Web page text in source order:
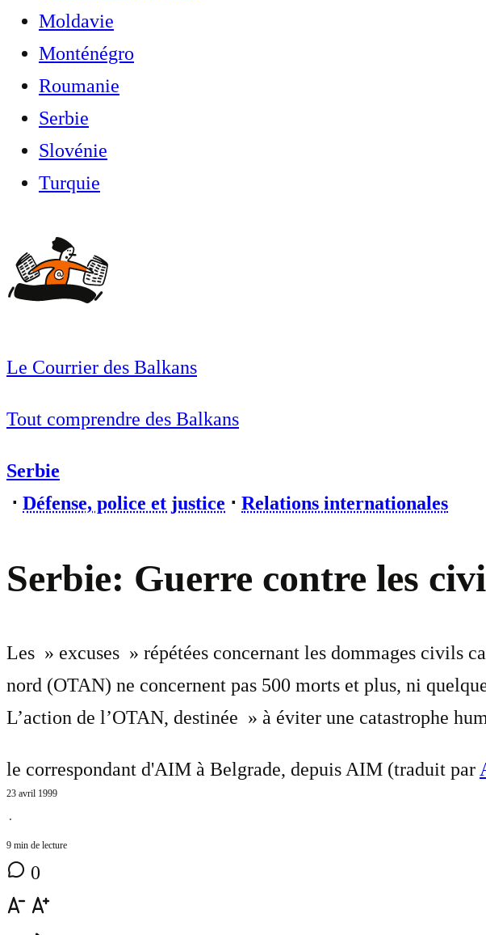
Moldavie
Monténégro
Roumanie
Serbie
Slovénie
Turquie
Le Courrier des Balkans
Tout comprendre des Balkans
Serbie
⋅ Défense, police et justice ⋅ Relations internationales
Serbie: Guerre contre les
Les » excuses » répétées concernant les dommages civils
nord (OTAN) ne concernent pas 500 morts et plus, ni
L’action de l’OTAN, destinée » à éviter une catastrophe
le correspondant d'AIM à Belgrade, depuis AIM (traduit par
23 avril 1999
⋅
9 min de lecture
0